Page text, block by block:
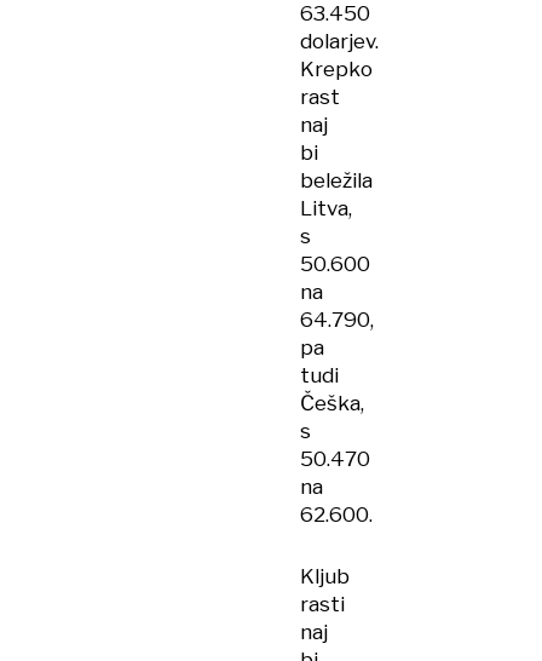
63.450
dolarjev.
Krepko
rast
naj
bi
beležila
Litva,
s
50.600
na
64.790,
pa
tudi
Češka,
s
50.470
na
62.600.
Kljub
rasti
naj